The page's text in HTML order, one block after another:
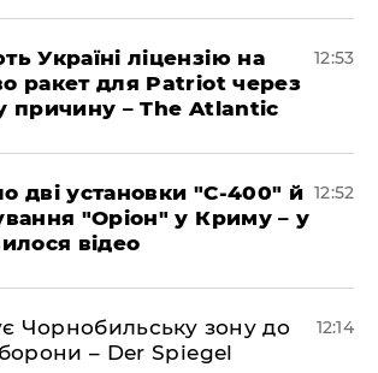
Україні ліцензію на
ракет для Patriot через
причину – The Atlantic
12:53
дві установки "С-400" й
"Оріон" у Криму – у
відео
12:52
Чорнобильську зону до
– Der Spiegel
12:14